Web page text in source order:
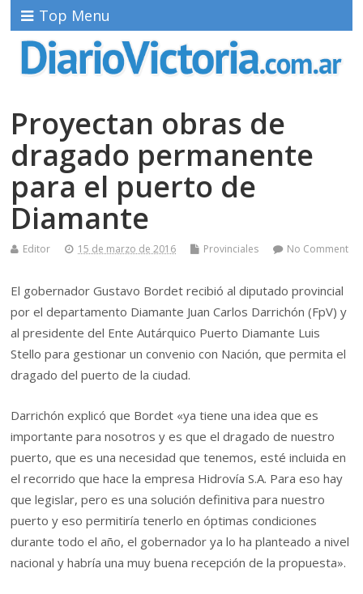
Top Menu
Proyectan obras de
dragado permanente
para el puerto de
Diamante
Editor 15 de marzo de 2016 Provinciales No Comment
El gobernador Gustavo Bordet recibió al diputado provincial
por el departamento Diamante Juan Carlos Darrichón (FpV) y
al presidente del Ente Autárquico Puerto Diamante Luis
Stello para gestionar un convenio con Nación, que permita el
dragado del puerto de la ciudad.
Darrichón explicó que Bordet «ya tiene una idea que es
importante para nosotros y es que el dragado de nuestro
puerto, que es una necesidad que tenemos, esté incluida en
el recorrido que hace la empresa Hidrovía S.A. Para eso hay
que legislar, pero es una solución definitiva para nuestro
puerto y eso permitiría tenerlo en óptimas condiciones
durante todo el año, el gobernador ya lo ha planteado a nivel
nacional y habría una muy buena recepción de la propuesta».